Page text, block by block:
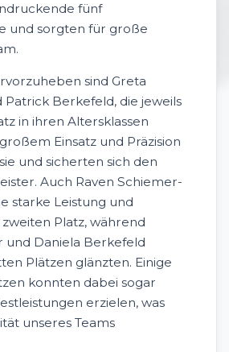
fünf
und sorgten für große
sind Greta
Patrick Berkefeld, die jeweils
in ihren Altersklassen
Einsatz und Präzision
und sicherten sich den
Auch Raven Schiemer-
starke Leistung und
Platz, während
und Daniela Berkefeld
Plätzen glänzten. Einige
konnten dabei sogar
erzielen, was
unseres Teams